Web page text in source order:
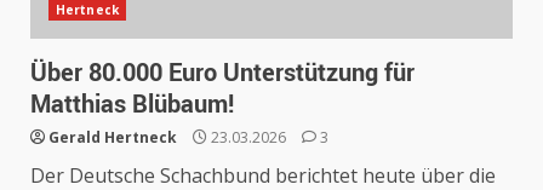
Hertneck
Über 80.000 Euro Unterstützung für
Matthias Blübaum!
Gerald Hertneck 23.03.2026 3
Der Deutsche Schachbund berichtet heute über die